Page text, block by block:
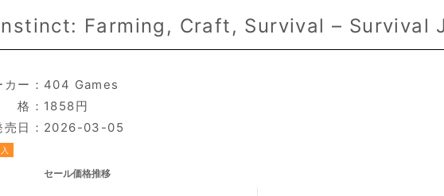
Farming, Craft, Survival – Survival
カー： 404 Games
：1858円
日：2026-03-05